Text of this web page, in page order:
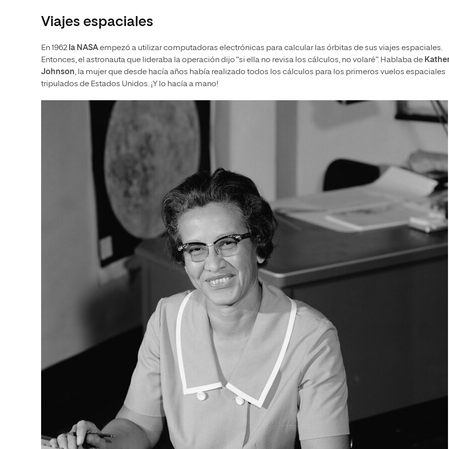
Viajes espaciales
En 1962la NASAempezó a utilizar computadoras electrónicas para calcular las órbitas de sus viajes espaciales.
Entonces, el astronauta que lideraba la operación dijo “si ella no revisa los cálculos, no volaré”. Hablaba de
Johnson, la mujer que desde hacía años había realizado todos los cálculos para los primeros vuelos espaciales
tripulados de Estados Unidos. ¡Y lo hacía a mano!